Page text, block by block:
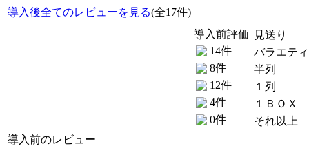
導入後全てのレビューを見る(全17件)
導入前評価
14件
8件
12件
4件
0件
見送り
バラエティ
半列
１列
１ＢＯＸ
それ以上
導入前のレビュー